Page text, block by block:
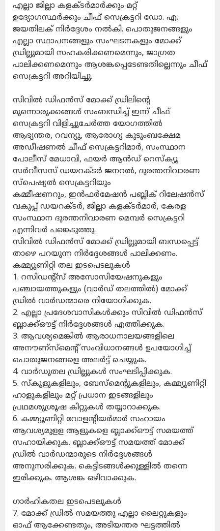
എല്ലാ ജില്ലാ കളക്ടർമാർക്കും മറ്റ്
ഉദ്യോഗസ്ഥർക്കും ചീഫ് സെക്രട്ടറി ഡോ. എ.
ജയതിലക് നിർദ്ദേശം നൽകി. പൊതുജനങ്ങളും
എല്ലാ സ്ഥാപനങ്ങളും സംഘടനകളും മോക്ക്
ഡ്രില്ലുമായി സഹകരിക്കണമെന്നും, ജാഗ്രത
പാലിക്കണമെന്നും ആശങ്കപ്പെടേണ്ടതില്ലെന്നും ചീഫ്
സെക്രട്ടറി അറിയിച്ചു.
സിവിൽ ഡിഫൻസ് മോക്ക് ഡ്രിലിന്റെ
മുന്നൊരുക്കങ്ങൾ സംബന്ധിച്ച് ഇന്ന് ചീഫ്
സെക്രട്ടറി വിളിച്ചുചേർത്ത യോഗത്തിൽ
ആഭ്യന്തര, റവന്യൂ, ആരോഗ്യ കുടുംബക്ഷേമ
അഡീഷണൽ ചീഫ് സെക്രട്ടറിമാർ, സംസ്ഥാന
പോലീസ് മേധാവി, ഫയർ ആൻഡ് റെസ്‌ക്യൂ
സർവീസസ് ഡയറക്ടർ ജനറൽ, ദുരന്തനിവാരണ
സ്‌പെഷ്യൽ സെക്രട്ടറിയും
കമ്മീഷണറും, ഇൻഫർമേഷൻ പബ്ലിക് റിലേഷൻസ്
വകുപ്പ് ഡയറക്ടർ, ജില്ലാ കളക്ടർമാർ, കേരള
സംസ്ഥാന ദുരന്തനിവാരണ മെമ്പർ സെക്രട്ടറി
എന്നിവർ പങ്കെടുത്തു.
സിവിൽ ഡിഫൻസ് മോക്ക് ഡ്രില്ലുമായി ബന്ധപ്പെട്ട്
താഴെ പറയുന്ന നിർദ്ദേശങ്ങൾ പാലിക്കണം.
കമ്മ്യൂണിറ്റി തല ഇടപെടലുകൾ
1. റസിഡന്റ്‌സ് അസോസിയേഷനുകളും
പഞ്ചായത്തുകളും (വാർഡ് തലത്തിൽ) മോക്ക്
ഡ്രിൽ വാർഡന്മാരെ നിയോഗിക്കുക.
2. എല്ലാ പ്രദേശവാസികൾക്കും സിവിൽ ഡിഫൻസ്
ബ്ലാക്ക്ഔട്ട് നിർദ്ദേശങ്ങൾ എത്തിക്കുക.
3. ആവശ്യമെങ്കിൽ ആരാധനാലയങ്ങളിലെ
അനൗണ്‌സ്‌മെന്റ് സംവിധാനങ്ങൾ ഉപയോഗിച്ച്
പൊതുജനങ്ങളെ അലർട്ട് ചെയ്യുക.
4. വാർഡുതല ഡ്രില്ലുകൾ സംഘടിപ്പിക്കുക.
5. സ്‌കൂളുകളിലും, ബേസ്‌മെന്റുകളിലും, കമ്മ്യൂണിറ്റി
ഹാളുകളിലും മറ്റ് പ്രധാന ഇടങ്ങളിലും
പ്രഥമശുശ്രൂഷ കിറ്റുകൾ തയ്യാറാക്കുക.
6. കമ്മ്യൂണിറ്റി വോളന്റിയർമാർ സഹായം
ആവശ്യമുളള ആളുകളെ ബ്ലാക്ക്ഔട്ട് സമയത്ത്
സഹായിക്കുക. ബ്ലാക്ക്ഔട്ട് സമയത്ത് മോക്ക്
ഡ്രിൽ വാർഡന്മാരുടെ നിർദ്ദേശങ്ങൾ
അനുസരിക്കുക. കെട്ടിടങ്ങൾക്കുള്ളിൽ തന്നെ
ഇരിക്കുക. ആശങ്ക ഒഴിവാക്കുക.
ഗാർഹികതല ഇടപെടലുകൾ
7. മോക്ക് ഡ്രിൽ സമയത്തു എല്ലാ ലൈറ്റുകളും
ഓഫ് ആക്കേണ്ടതും, അടിയന്തര ഘട്ടത്തിൽ